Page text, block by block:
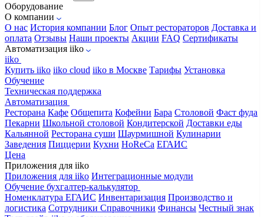
Оборудование
О компании
О нас История компании Блог Опыт рестораторов Доставка и
оплата Отзывы Наши проекты Акции FAQ Сертификаты
Автоматизация iiko
iiko
Купить iiko iiko cloud iiko в Москве Тарифы Установка
Обучение
Техническая поддержка
Автоматизация
Ресторана Кафе Общепита Кофейни Бара Столовой Фаст фуда
Пекарни Школьной столовой Кондитерской Доставки еды
Кальянной Ресторана суши Шаурмишной Кулинарии
Заведения Пиццерии Кухни HoReCa ЕГАИС
Цена
Приложения для iiko
Приложения для iiko Интеграционные модули
Обучение бухгалтер-калькулятор
Номенклатура ЕГАИС Инвентаризация Производство и
логистика Сотрудники Справочники Финансы Честный знак